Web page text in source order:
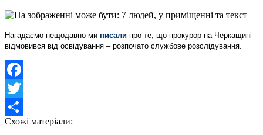
Нагадаємо нещодавно ми писали про те, що прокурор на Черкащині
відмовився від освідування – розпочато службове розслідування.
Facebook
Twitter
Share
Схожі матеріали: